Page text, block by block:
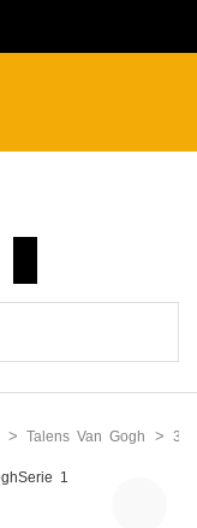
Talens Van Gogh